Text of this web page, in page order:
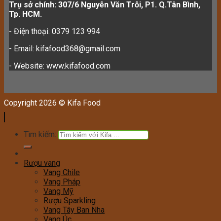
Trụ sở chính: 307/6 Nguyễn Văn Trỗi, P1. Q.Tân Bình,
Tp. HCM.
- Điện thoại: 0379 123 994
- Email: kifafood368@gmail.com
- Website: www.kifafood.com
Copyright 2026 © Kifa Food
Tìm kiếm:
Rượu vang
Vang Chile
Vang Pháp
Vang Mỹ
Rượu Sparkling
Vang Tây Ban Nha
Vang Úc